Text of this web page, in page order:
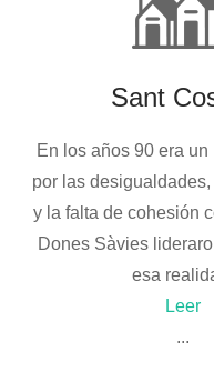
Sant
En los años 90 era
por las
y la falta de cohesión
Dones Sàvies
esa
Leer
...